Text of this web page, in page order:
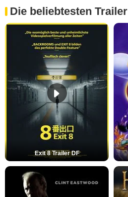
Die beliebtesten Trailer
Exit 8 Trailer DF